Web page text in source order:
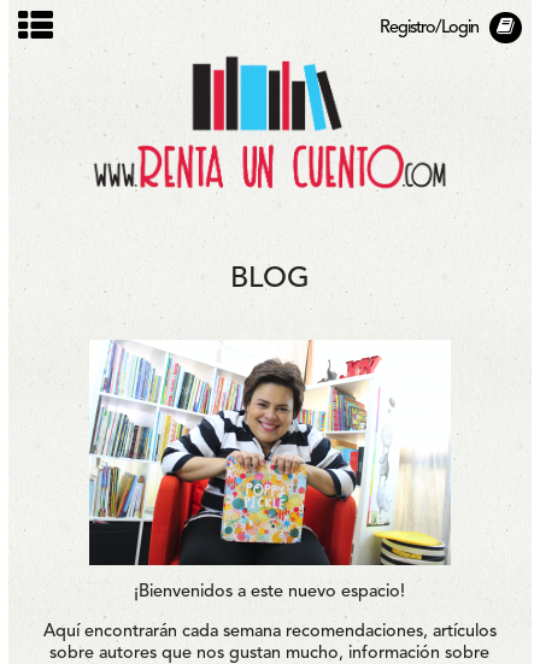
Registro/Login
BLOG
¡Bienvenidos a este nuevo espacio!
Aquí encontrarán cada semana recomendaciones, artículos
sobre autores que nos gustan mucho, información sobre